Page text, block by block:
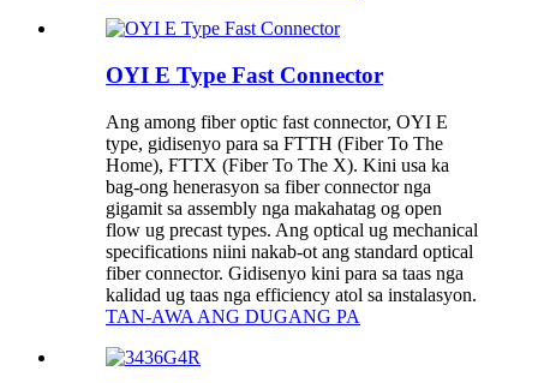
OYI E Type Fast Connector
Ang among fiber optic fast connector, OYI E
type, gidisenyo para sa FTTH (Fiber To The
Home), FTTX (Fiber To The X). Kini usa ka
bag-ong henerasyon sa fiber connector nga
gigamit sa assembly nga makahatag og open
flow ug precast types. Ang optical ug mechanical
specifications niini nakab-ot ang standard optical
fiber connector. Gidisenyo kini para sa taas nga
kalidad ug taas nga efficiency atol sa instalasyon.
TAN-AWA ANG DUGANG PA